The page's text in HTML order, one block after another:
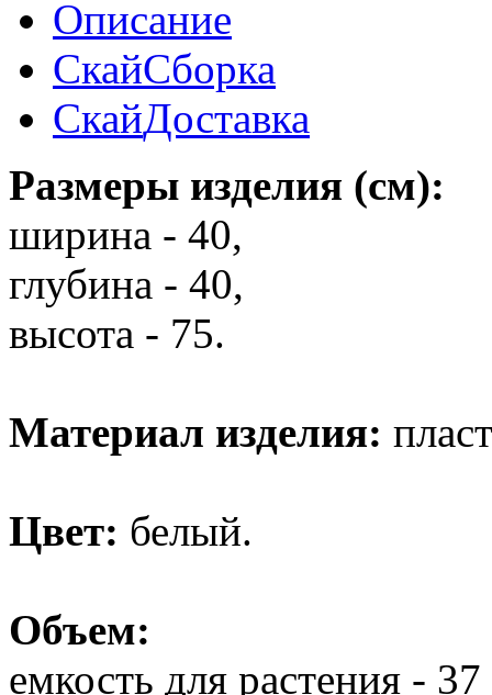
Описание
СкайСборка
СкайДоставка
Размеры изделия (см):
ширина - 40,
глубина - 40,
высота - 75.
Материал изделия:
Цвет: белый.
Объем:
емкость для растения - 37